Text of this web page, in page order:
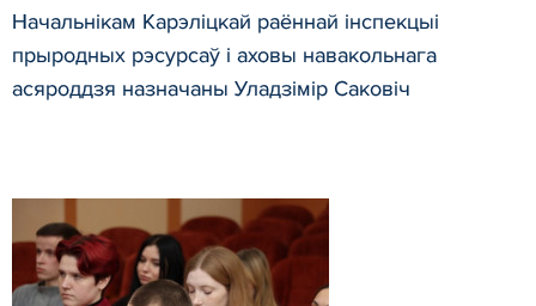
Начальнікам Карэліцкай раённай інспекцыі
прыродных рэсурсаў і аховы навакольнага
асяроддзя назначаны Уладзімір Саковіч